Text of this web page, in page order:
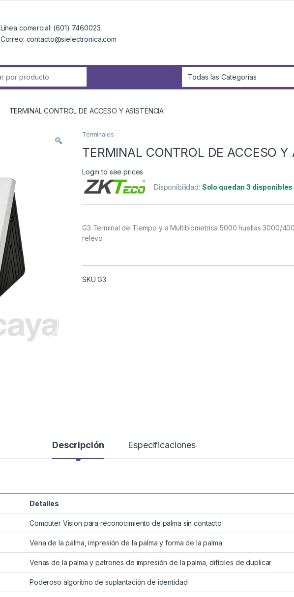
Línea comercial: (601) 7460023
Correo: contacto@sielectronica.com
TERMINAL CONTROL DE ACCESO Y ASISTENCIA
Terminales
TERMINAL CONTROL DE ACCESO Y
Login to see prices
Disponibilidad: Solo quedan 3 disponibles
G3 Terminal de Tiempo y a Multibiometrica 5000 huellas 3000/
relevo
SKU G3
Descripción Especificaciones
Detalles
Computer Vision para reconocimiento de palma sin contacto
Vena de la palma, impresión de la palma y forma de la palma
Venas de la palma y patrones de impresión de la palma, difíciles de duplicar
Poderoso algoritmo de suplantación de identidad